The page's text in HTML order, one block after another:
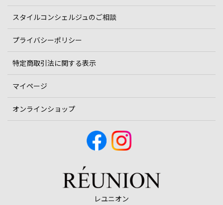
スタイルコンシェルジュのご相談
プライバシーポリシー
特定商取引法に関する表示
マイページ
オンラインショップ
レユニオン